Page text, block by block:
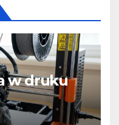
w druku